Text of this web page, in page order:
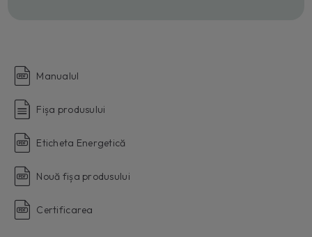
Manualul
Fișa produsului
Eticheta Energetică
Nouă fișa produsului
Certificarea